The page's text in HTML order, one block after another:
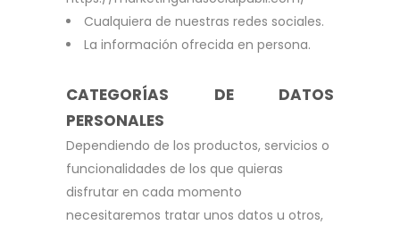
Cualquiera de nuestras redes sociales.
La información ofrecida en persona.
CATEGORÍAS DE DATOS
PERSONALES
Dependiendo de los productos, servicios o
funcionalidades de los que quieras
disfrutar en cada momento
necesitaremos tratar unos datos u otros,